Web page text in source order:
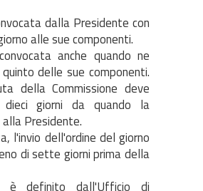
dalla Presidente con
alle sue componenti.
anche quando ne
delle sue componenti.
della Commissione deve
giorni da quando la
Presidente.
l'invio dell'ordine del giorno
di sette giorni prima della
è definito dall'Ufficio di